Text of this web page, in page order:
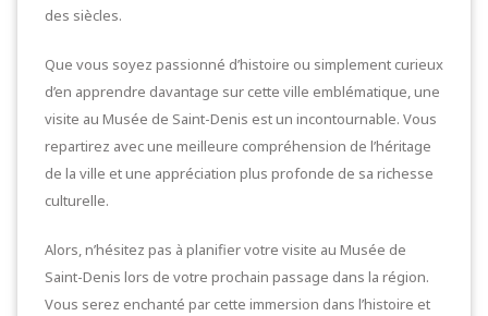
des siècles.
Que vous soyez passionné d’histoire ou simplement curieux
d’en apprendre davantage sur cette ville emblématique, une
visite au Musée de Saint-Denis est un incontournable. Vous
repartirez avec une meilleure compréhension de l’héritage
de la ville et une appréciation plus profonde de sa richesse
culturelle.
Alors, n’hésitez pas à planifier votre visite au Musée de
Saint-Denis lors de votre prochain passage dans la région.
Vous serez enchanté par cette immersion dans l’histoire et